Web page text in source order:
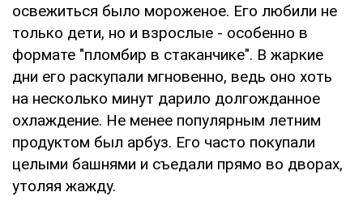
освежиться было мороженое. Его любили не
только дети, но и взрослые - особенно в
формате "пломбир в стаканчике". В жаркие
дни его раскупали мгновенно, ведь оно хоть
на несколько минут дарило долгожданное
охлаждение. Не менее популярным летним
продуктом был арбуз. Его часто покупали
целыми башнями и съедали прямо во дворах,
утоляя жажду.